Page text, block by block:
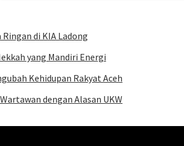
Ringan di KIA Ladong
yang Mandiri Energi
Kehidupan Rakyat Aceh
dengan Alasan UKW